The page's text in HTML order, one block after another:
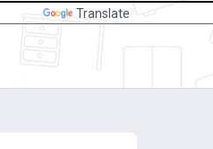
Translate